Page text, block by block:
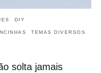
DIY
TEMAS DIVERSOS
solta jamais